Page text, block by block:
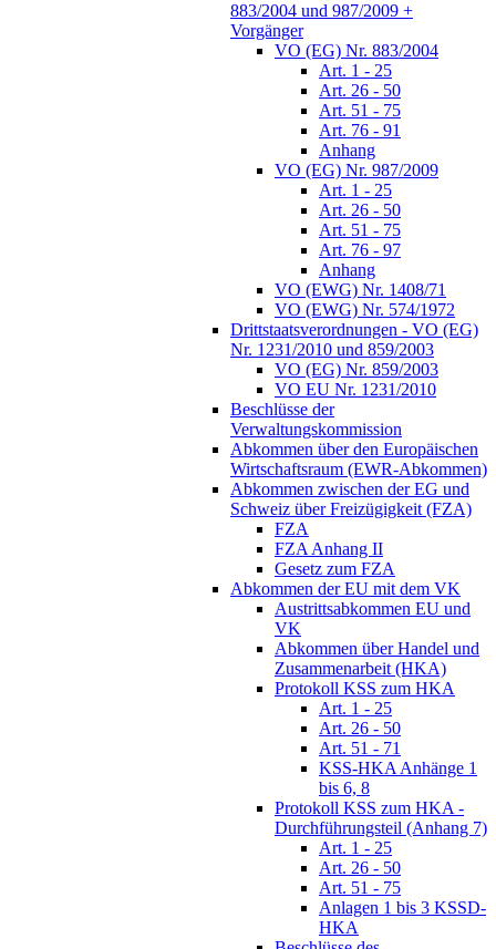
883/2004 und 987/2009 +
Vorgänger
VO (EG) Nr. 883/2004
Art. 1 - 25
Art. 26 - 50
Art. 51 - 75
Art. 76 - 91
Anhang
VO (EG) Nr. 987/2009
Art. 1 - 25
Art. 26 - 50
Art. 51 - 75
Art. 76 - 97
Anhang
VO (EWG) Nr. 1408/71
VO (EWG) Nr. 574/1972
Drittstaatsverordnungen - VO (EG)
Nr. 1231/2010 und 859/2003
VO (EG) Nr. 859/2003
VO EU Nr. 1231/2010
Beschlüsse der
Verwaltungskommission
Abkommen über den Europäischen
Wirtschaftsraum (EWR-Abkommen)
Abkommen zwischen der EG und
Schweiz über Freizügigkeit (FZA)
FZA
FZA Anhang II
Gesetz zum FZA
Abkommen der EU mit dem VK
Austrittsabkommen EU und
VK
Abkommen über Handel und
Zusammenarbeit (HKA)
Protokoll KSS zum HKA
Art. 1 - 25
Art. 26 - 50
Art. 51 - 71
KSS-HKA Anhänge 1
bis 6, 8
Protokoll KSS zum HKA -
Durchführungsteil (Anhang 7)
Art. 1 - 25
Art. 26 - 50
Art. 51 - 75
Anlagen 1 bis 3 KSSD-
HKA